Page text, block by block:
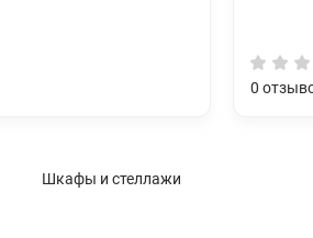
0
Шкафы и стеллажи